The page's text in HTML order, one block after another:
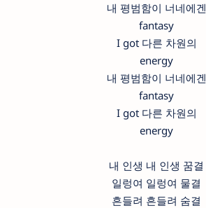
내 평범함이 너네에겐
fantasy
I got 다른 차원의
energy
내 평범함이 너네에겐
fantasy
I got 다른 차원의
energy
내 인생 내 인생 꿈결
일렁여 일렁여 물결
흔들려 흔들려 숨결